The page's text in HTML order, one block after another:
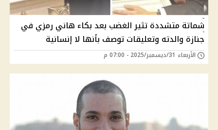
شماتة متشددة تثير الغضب بعد بكاء هاني رمزي في
جنازة والدته وتعليقات توصف بأنها لا إنسانية
الأربعاء 31/ديسمبر/2025 - 07:00 م